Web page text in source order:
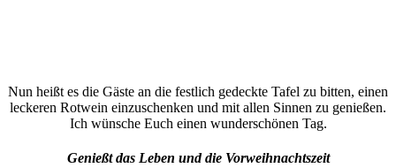
Nun heißt es die Gäste an die festlich gedeckte Tafel zu bitten, einen
leckeren Rotwein einzuschenken und mit allen Sinnen zu genießen.
Ich wünsche Euch einen wunderschönen Tag.
Genießt das Leben und die Vorweihnachtszeit